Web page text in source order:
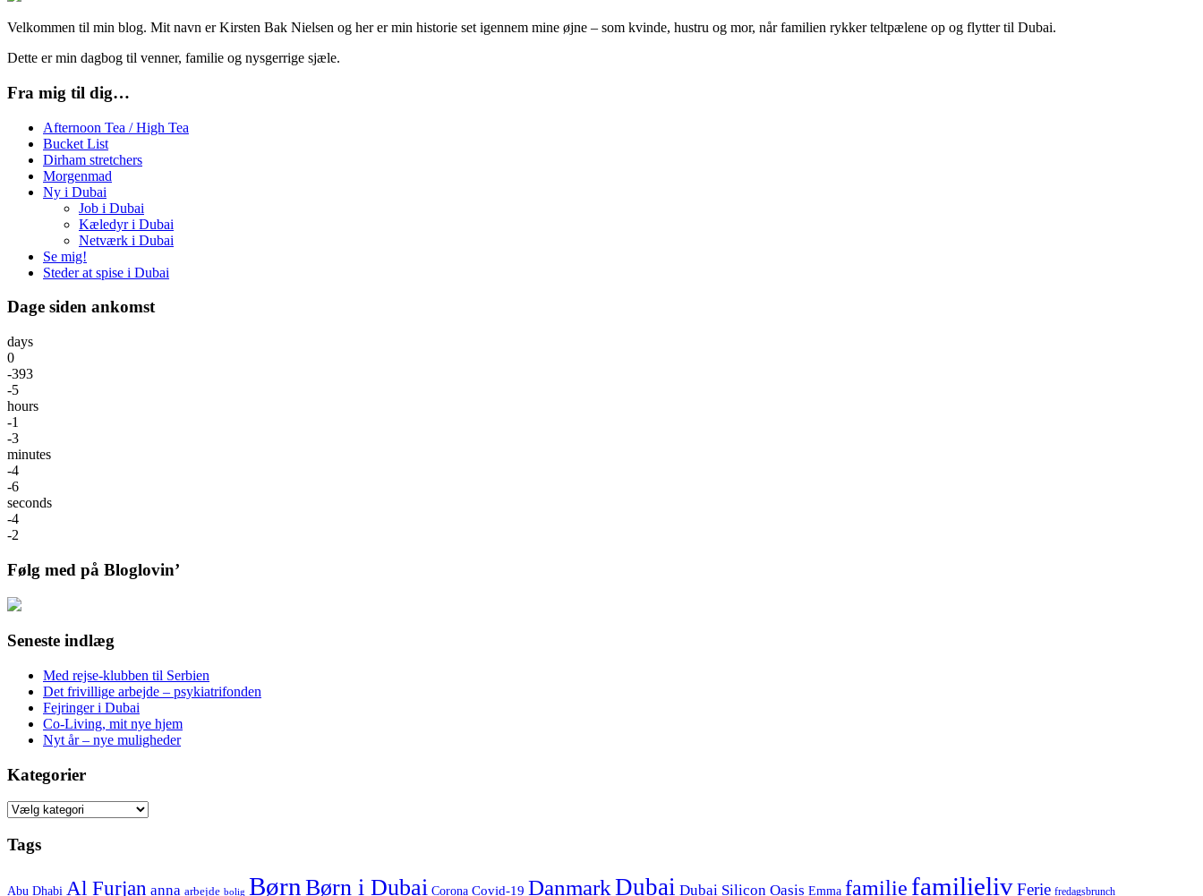
Velkommen til min blog. Mit navn er Kirsten Bak Nielsen og her er min historie set igennem mine øjne – som kvinde, hustru og mor, når familien rykker teltpælene op og flytter til Dubai.
Dette er min dagbog til venner, familie og nysgerrige sjæle.
Fra mig til dig…
Afternoon Tea / High Tea
Bucket List
Dirham stretchers
Morgenmad
Ny i Dubai
Job i Dubai
Kæledyr i Dubai
Netværk i Dubai
Se mig!
Steder at spise i Dubai
Dage siden ankomst
days
0
-393
-5
hours
-1
-3
minutes
-4
-6
seconds
-4
-2
Følg med på Bloglovin’
Seneste indlæg
Med rejse-klubben til Serbien
Det frivillige arbejde – psykiatrifonden
Fejringer i Dubai
Co-Living, mit nye hjem
Nyt år – nye muligheder
Kategorier
Kategorier
Tags
Abu Dhabi Al Furjan anna arbejde bolig Børn Børn i Dubai Corona Covid-19 DanmarkDubai Dubai Silicon Oasis Emma familie familielivFerie fredagsbrunch